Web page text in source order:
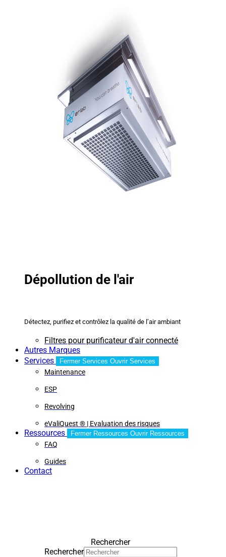
Dépollution de l'air
Détectez, purifiez et contrôlez la qualité de l’air ambiant
Filtres pour purificateur d'air connecté
Autres Marques
Services
Fermer Services Ouvrir Services
Maintenance
ESP
Revolving
eValiQuest ® | Evaluation des risques
Ressources Fermer Ressources Ouvrir Ressources
FAQ
Guides
Contact
Rechercher
Rechercher